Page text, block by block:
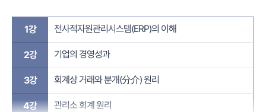
1강 전사적자원관리시스템(ERP)의 이해
2강 기업의 경영성과
3강 회계상 거래와 분개(分介) 원리
4강 관리소 회계 원리